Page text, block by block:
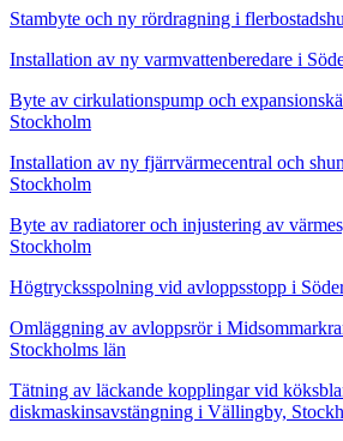
Stambyte och ny rördragning i
Installation av ny varmvattenberedare i
Byte av cirkulationspump och
Stockholm
Installation av ny fjärrvärmecentral och
Stockholm
Byte av radiatorer och injustering av
Stockholm
Högtrycksspolning vid avloppsstopp i
Omläggning av avloppsrör i
Stockholms län
Tätning av läckande kopplingar vid
diskmaskinsavstängning i Vällingby,